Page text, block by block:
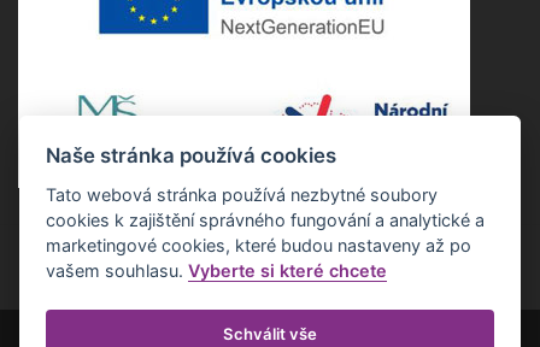
Naše stránka používá cookies
Tato webová stránka používá nezbytné soubory
cookies k zajištění správného fungování a analytické a
marketingové cookies, které budou nastaveny až po
vašem souhlasu.Vyberte si které chcete
Schválit vše